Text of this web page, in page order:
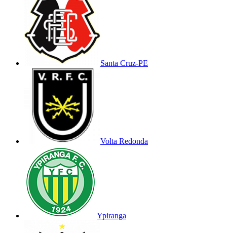
Santa Cruz-PE
Volta Redonda
Ypiranga